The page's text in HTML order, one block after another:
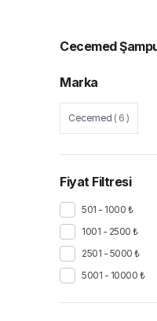
Cecemed
Marka
Cecemed ( 6 )
Fiyat Filtresi
501 - 1000 ₺
1001 - 2500 ₺
2501 - 5000 ₺
5001 - 10000 ₺